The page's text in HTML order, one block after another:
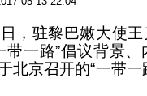
驻黎巴嫩大使王
带一路”倡议背景
北京召开的“一带